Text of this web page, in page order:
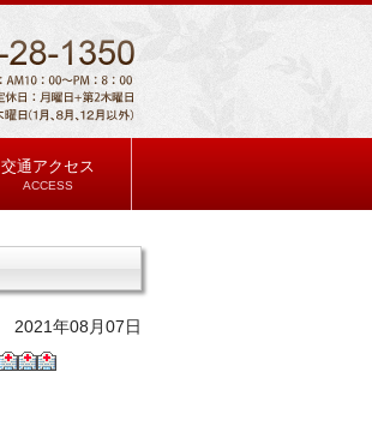
交通アクセス
ACCESS
2021年08月07日